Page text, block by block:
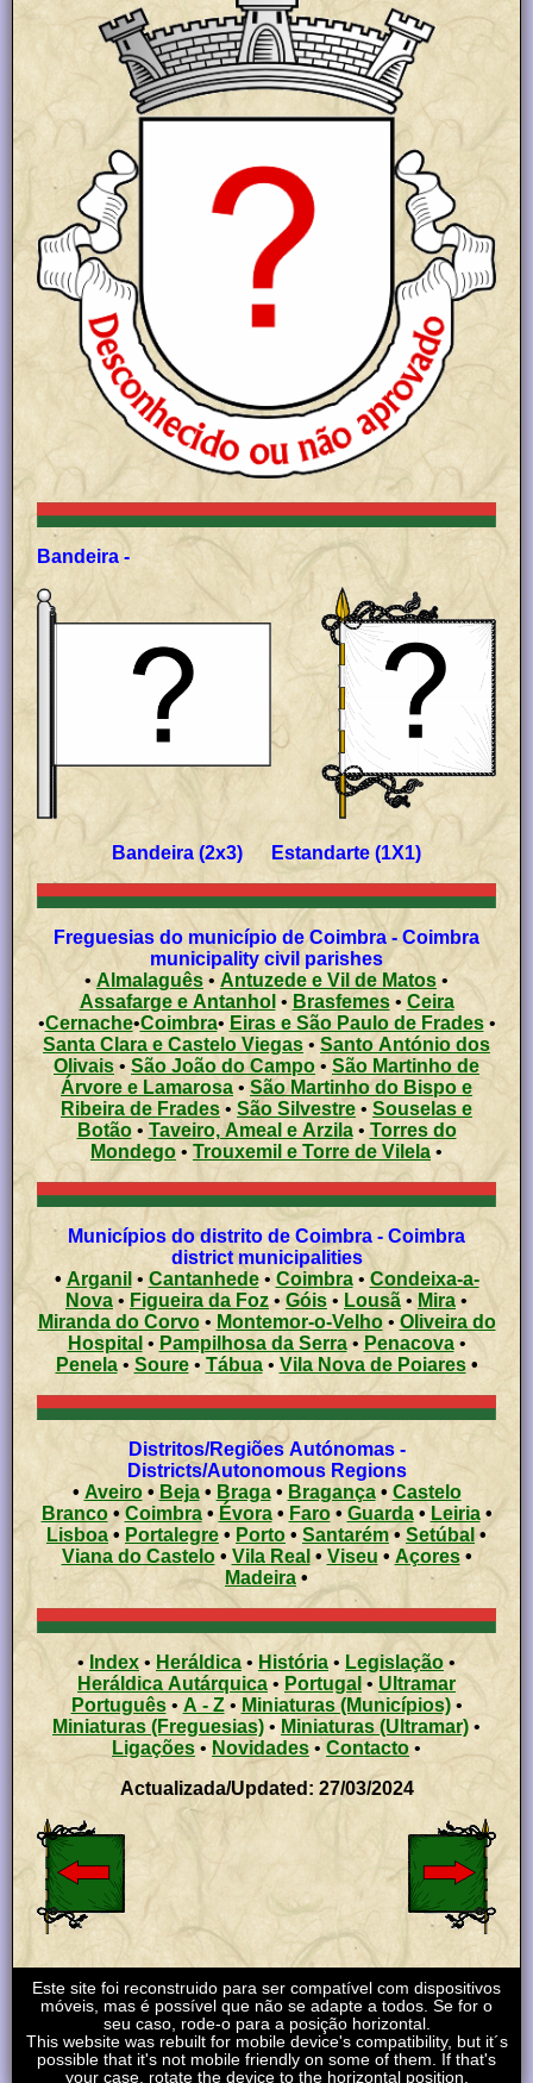
Bandeira -
Bandeira (2x3) Estandarte (1X1)
Freguesias do município de Coimbra - Coimbra
municipality civil parishes
•Almalaguês • Antuzede e Vil de Matos •
Assafarge e Antanhol • Brasfemes• Ceira
•Cernache•Coimbra• Eiras e São Paulo de Frades•
Santa Clara e Castelo Viegas •Santo António dos
Olivais• São João do Campo• São Martinho de
Árvore e Lamarosa • São Martinho do Bispo e
Ribeira de Frades • São Silvestre • Souselas e
Botão• Taveiro, Ameal e Arzila• Torres do
Mondego •Trouxemil e Torre de Vilela•
Municípios do distrito de Coimbra - Coimbra
district municipalities
• Arganil • Cantanhede• Coimbra• Condeixa-a-
Nova • Figueira da Foz•Góis • Lousã •Mira •
Miranda do Corvo• Montemor-o-Velho• Oliveira do
Hospital • Pampilhosa da Serra•Penacova•
Penela• Soure• Tábua• Vila Nova de Poiares •
Distritos/Regiões Autónomas -
Districts/Autonomous Regions
• Aveiro• Beja• Braga• Bragança• Castelo
Branco• Coimbra•Évora• Faro• Guarda• Leiria•
Lisboa• Portalegre • Porto • Santarém• Setúbal •
Viana do Castelo• Vila Real • Viseu • Açores•
Madeira •
• Index • Heráldica • História • Legislação •
Heráldica Autárquica • Portugal • Ultramar
Português• A - Z• Miniaturas (Municípios)•
Miniaturas (Freguesias) • Miniaturas (Ultramar) •
Ligações • Novidades •Contacto •
Actualizada/Updated: 27/03/2024
Este site foi reconstruido para ser compatível com dispositivos
móveis, mas é possível que não se adapte a todos. Se for o
seu caso, rode-o para a posição horizontal.
This website was rebuilt for mobile device's compatibility, but it´s
possible that it's not mobile friendly on some of them. If that's
your case, rotate the device to the horizontal position.